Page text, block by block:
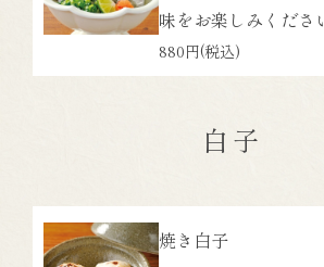
味をお楽しみくださ
880円(税込)
白子
焼き白子